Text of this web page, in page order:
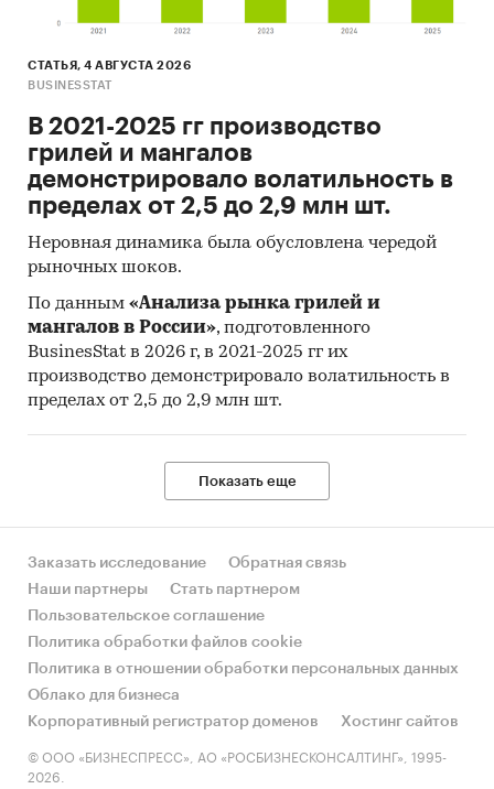
СТАТЬЯ, 4 АВГУСТА 2026
BUSINESSTAT
В 2021-2025 гг производство
грилей и мангалов
демонстрировало волатильность в
пределах от 2,5 до 2,9 млн шт.
Неровная динамика была обусловлена чередой
рыночных шоков.
По данным «Анализа рынка грилей и
мангалов в России», подготовленного
BusinesStat в 2026 г, в 2021-2025 гг их
производство демонстрировало волатильность в
пределах от 2,5 до 2,9 млн шт.
Показать еще
Заказать исследование
Обратная связь
Наши партнеры
Стать партнером
Пользовательское соглашение
Политика обработки файлов cookie
Политика в отношении обработки персональных данных
Облако для бизнеса
Корпоративный регистратор доменов
Хостинг сайтов
© ООО «БИЗНЕСПРЕСС», АО «РОСБИЗНЕСКОНСАЛТИНГ», 1995-
2026.